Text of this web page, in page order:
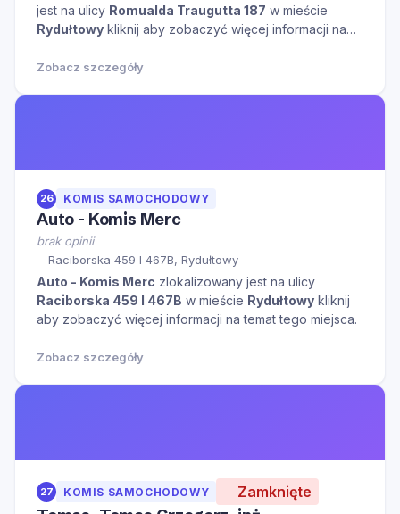
jest na ulicy Romualda Traugutta 187 w mieście
Rydułtowy kliknij aby zobaczyć więcej informacji na
Zobacz szczegóły
26 KOMIS SAMOCHODOWY
Auto - Komis Merc
brak opinii
Raciborska 459 I 467B, Rydułtowy
Auto - Komis Merc zlokalizowany jest na ulicy
Raciborska 459 I 467B w mieście Rydułtowy kliknij
aby zobaczyć więcej informacji na temat tego miejsca.
Zobacz szczegóły
27 KOMIS SAMOCHODOWY Zamknięte